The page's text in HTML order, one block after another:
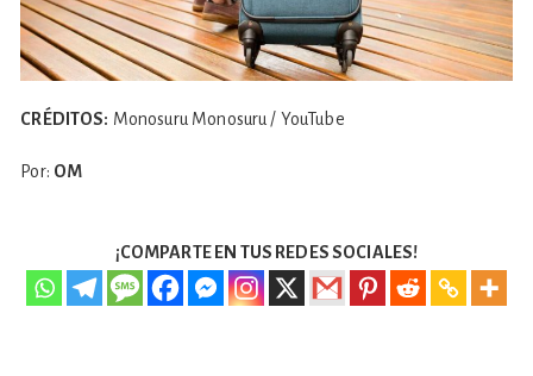
CRÉDITOS: Monosuru Monosuru / YouTube
Por: OM
¡COMPARTE EN TUS REDES SOCIALES!